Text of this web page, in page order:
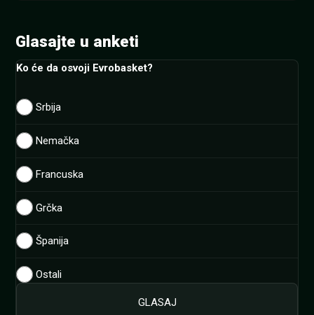
Glasajte u anketi
Ko će da osvoji Evrobasket?
Srbija
Nemačka
Francuska
Grčka
Španija
Ostali